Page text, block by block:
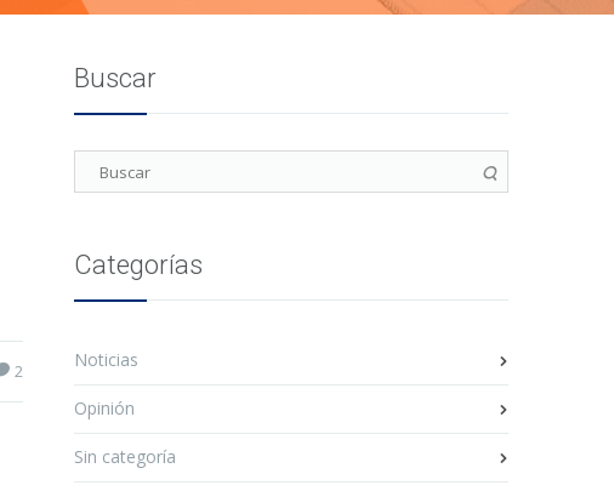
2
Buscar
Categorías
Noticias
Opinión
Sin categoría